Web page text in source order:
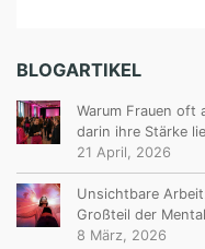
BLOGARTIKEL
Warum Frauen oft
darin ihre Stärke
21 April, 2026
Unsichtbare
Großteil der
8 März, 2026